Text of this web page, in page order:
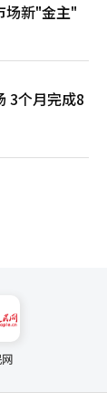
场新"金主"
3个月完成8